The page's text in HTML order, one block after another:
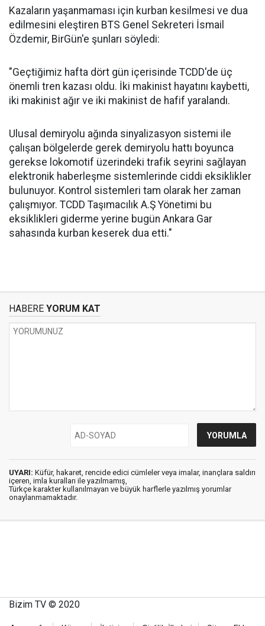
Kazaların yaşanmaması için kurban kesilmesi ve dua
edilmesini eleştiren BTS Genel Sekreteri İsmail
Özdemir, BirGün'e şunları söyledi:
"Geçtiğimiz hafta dört gün içerisinde TCDD'de üç
önemli tren kazası oldu. İki makinist hayatını kaybetti,
iki makinist ağır ve iki makinist de hafif yaralandı.
Ulusal demiryolu ağında sinyalizasyon sistemi ile
çalışan bölgelerde gerek demiryolu hattı boyunca
gerekse lokomotif üzerindeki trafik seyrini sağlayan
elektronik haberleşme sistemlerinde ciddi eksiklikler
bulunuyor. Kontrol sistemleri tam olarak her zaman
çalışmıyor. TCDD Taşımacılık A.Ş Yönetimi bu
eksiklikleri giderme yerine bugün Ankara Gar
sahasında kurban keserek dua etti."
HABERE YORUM KAT
UYARI: Küfür, hakaret, rencide edici cümleler veya imalar, inançlara saldırı
içeren, imla kuralları ile yazılmamış,
Türkçe karakter kullanılmayan ve büyük harflerle yazılmış yorumlar
onaylanmamaktadır.
Bizim TV © 2020